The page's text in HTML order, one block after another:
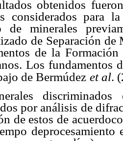
obtenidos
considerados para
de minerales
de Separación de
de la
Los fundamentos
de Bermúdez et al.
por análisis de
de estos de